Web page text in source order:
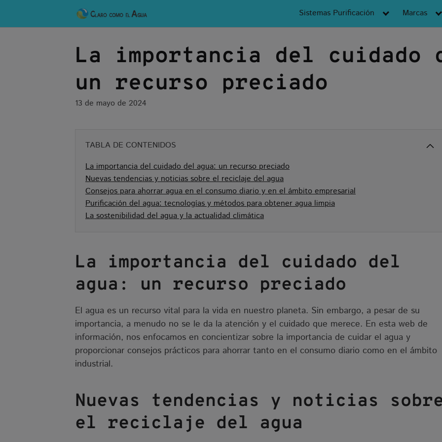
content
Sistemas Purificación Marcas
La importancia del cuidado
un recurso preciado
13 de mayo de 2024
TABLA DE CONTENIDOS
La importancia del cuidado del agua: un recurso preciado
Nuevas tendencias y noticias sobre el reciclaje del agua
Consejos para ahorrar agua en el consumo diario y en el ámbito empresarial
Purificación del agua: tecnologías y métodos para obtener agua limpia
La sostenibilidad del agua y la actualidad climática
La importancia del cuidado del
agua: un recurso preciado
El agua es un recurso vital para la vida en nuestro planeta. Sin embargo, a pesar de su
importancia, a menudo no se le da la atención y el cuidado que merece. En esta web de
información, nos enfocamos en concientizar sobre la importancia de cuidar el agua y
proporcionar consejos prácticos para ahorrar tanto en el consumo diario como en el ámbito
industrial.
Nuevas tendencias y noticias
el reciclaje del agua